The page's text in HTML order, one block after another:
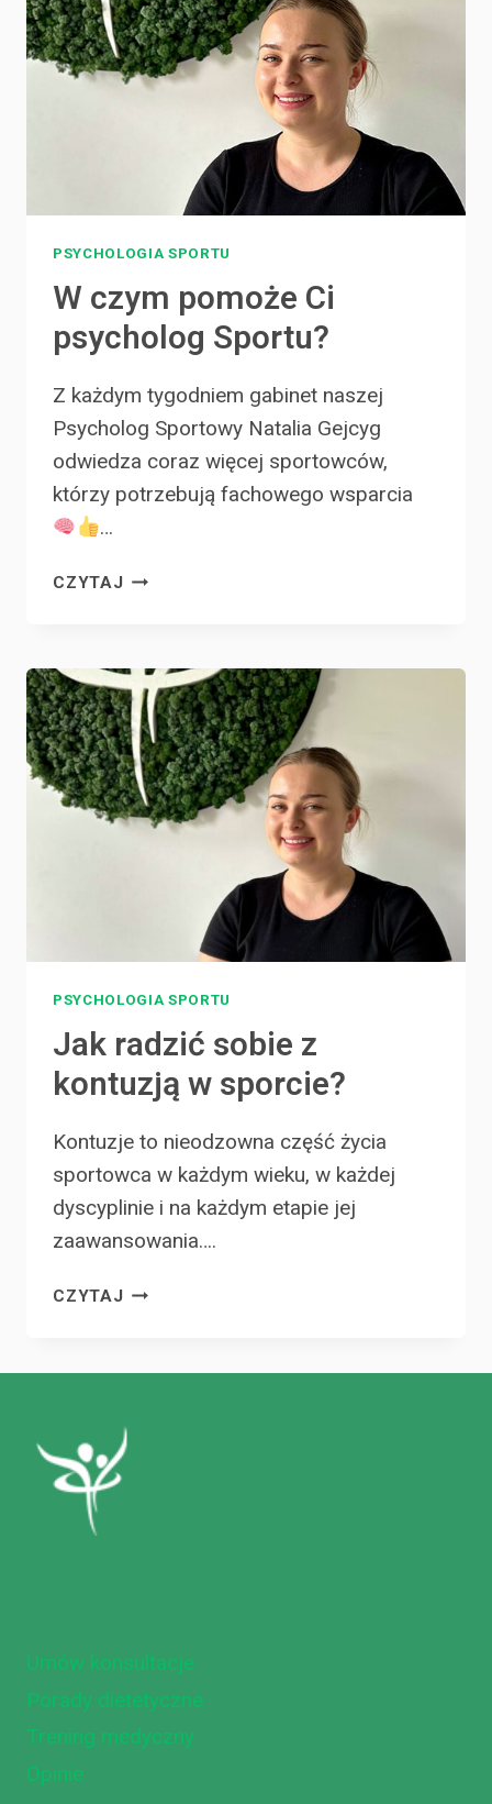
PSYCHOLOGIA SPORTU
W czym pomoże Ci
psycholog Sportu?
Z każdym tygodniem gabinet naszej
Psycholog Sportowy Natalia Gejcyg
odwiedza coraz więcej sportowców,
którzy potrzebują fachowego wsparcia
…
CZYTAJW
PSYCHOLOG
SPORTU?
PSYCHOLOGIA SPORTU
Jak radzić sobie z
kontuzją w sporcie?
Kontuzje to nieodzowna część życia
sportowca w każdym wieku, w każdej
dyscyplinie i na każdym etapie jej
zaawansowania….
CZYTAJJAK
Z
W
SPORCIE?
Umów konsultacje
Porady dietetyczne
Trening medyczny
Opinie